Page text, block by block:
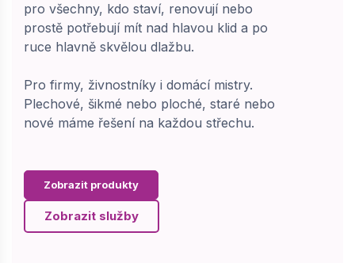
pro všechny, kdo staví, renovují nebo
prostě potřebují mít nad hlavou klid a po
ruce hlavně skvělou dlažbu.
Pro firmy, živnostníky i domácí mistry.
Plechové, šikmé nebo ploché, staré nebo
nové máme řešení na každou střechu.
Zobrazit produkty
Zobrazit služby